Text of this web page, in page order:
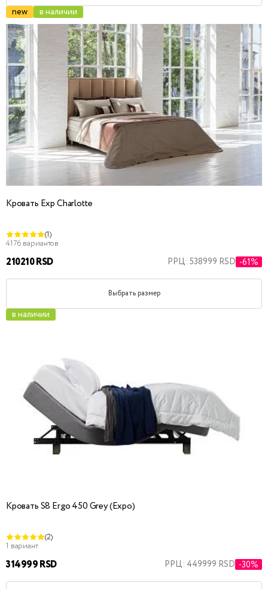
new в наличии
Кровать Exp Charlotte
(1)
4176 вариантов
210210 RSD РРЦ: 538999 RSD -61%
Выбрать размер
в наличии
Кровать S8 Ergo 450 Grey (Expo)
(2)
1 вариант
314999 RSD РРЦ: 449999 RSD -30%